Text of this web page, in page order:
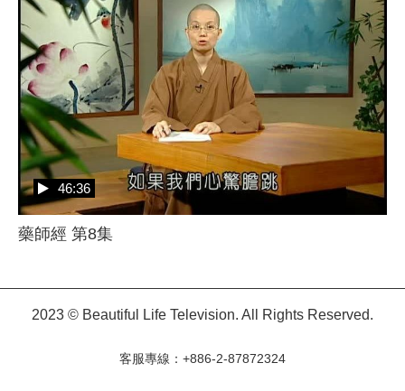
藥師經 第8集
46:36
2023 © Beautiful Life Television. All Rights Reserved.
客服專線：+886-2-87872324